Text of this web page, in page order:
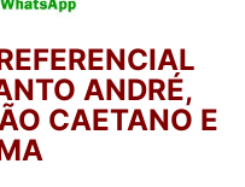
ANDRÉ,
CAETANO E